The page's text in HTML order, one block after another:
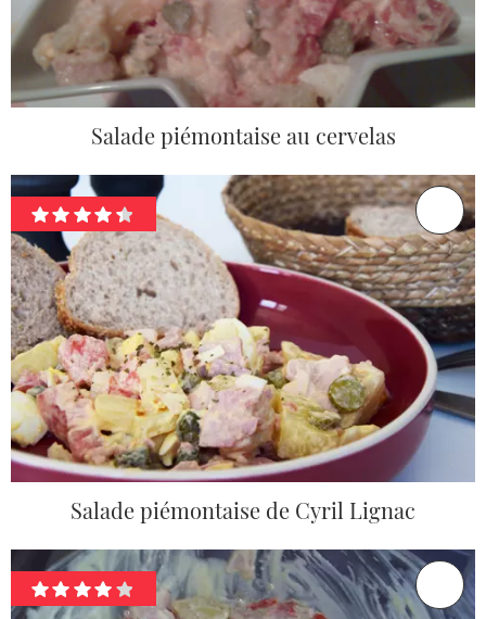
Salade piémontaise au cervelas
Salade piémontaise de Cyril Lignac